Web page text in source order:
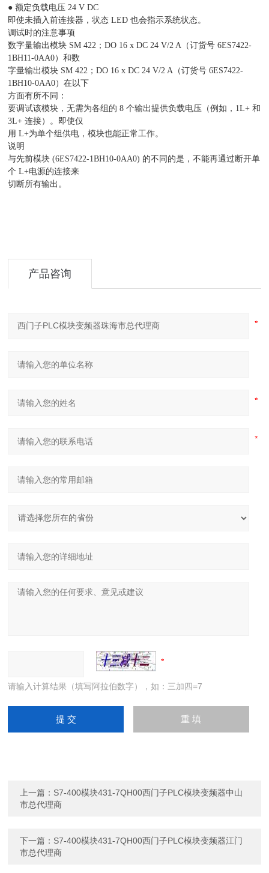
● 额定负载电压 24 V DC
即使未插入前连接器，状态 LED 也会指示系统状态。
调试时的注意事项
数字量输出模块 SM 422；DO 16 x DC 24 V/2 A（订货号 6ES7422-
1BH11-0AA0）和数
字量输出模块 SM 422；DO 16 x DC 24 V/2 A（订货号 6ES7422-
1BH10-0AA0）在以下
方面有所不同：
要调试该模块，无需为各组的 8 个输出提供负载电压（例如，1L+ 和
3L+ 连接）。即使仅
用 L+为单个组供电，模块也能正常工作。
说明
与先前模块 (6ES7422-1BH10-0AA0) 的不同的是，不能再通过断开单
个 L+电源的连接来
切断所有输出。
产品咨询
请输入计算结果（填写阿拉伯数字），如：三加四=7
上一篇： S7-400模块431-7QH00西门子PLC模块变频器中山
市总代理商
下一篇： S7-400模块431-7QH00西门子PLC模块变频器江门
市总代理商